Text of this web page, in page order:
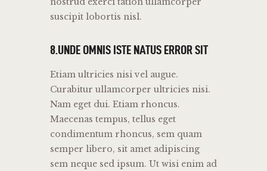
suscipit lobortis nisl.
8.UNDE OMNIS ISTE NATUS ERROR SIT
Etiam ultricies nisi vel augue.
Curabitur ullamcorper ultricies nisi.
Nam eget dui. Etiam rhoncus.
Maecenas tempus, tellus eget
condimentum rhoncus, sem quam
semper libero, sit amet adipiscing
sem neque sed ipsum. Ut wisi enim ad